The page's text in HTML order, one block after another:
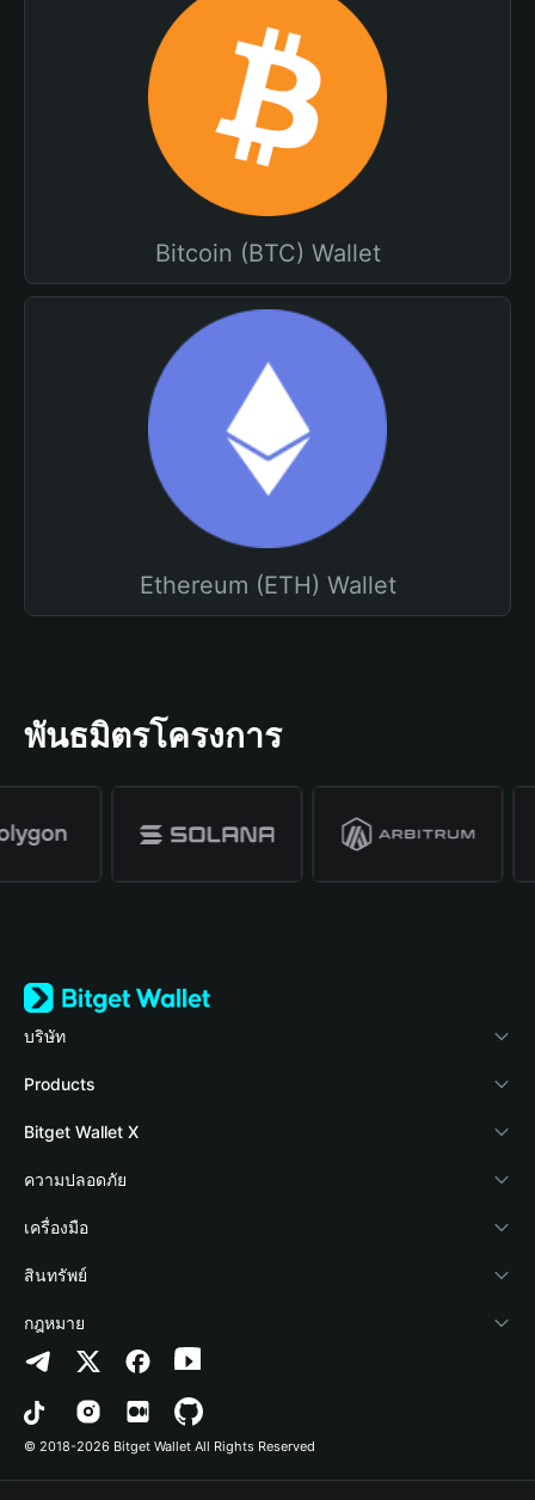
Bitcoin (BTC) Wallet
Ethereum (ETH) Wallet
พันธมิตรโครงการ
บริษัท
เกี่ยวกับ Bitget Wallet
Blog
Academy
ข่าวสารด้านคริปโต
ศูนย์ช่วยเหลือ
ติดต่อเรา
ทรัพยากรข้อมูลของแบรนด์
อาชีพ
Products
Crypto Card
Stablecoin Earn
Payfi Crypto
Crypto Swap API
Altcoin Season Index
Prediction Markets
DApp
Bitget Wallet X
นักพัฒนา
เชื่อมต่อ Wallet
Bitget Wallet Pay
ลิสต์โปรเจกต์
ความปลอดภัย
Protection Fund
เทคโนโลยีความปลอดภัย
เครื่องมือ
ซื้อคริปโต
การตรวจจับการอนุญาต
การตรวจจับสัญญา
การโอนเป็นชุด
สินทรัพย์
Arbitrum
Avalanche
Bitcoin
กฎหมาย
นโยบายความเป็นส่วนตัว
ข้อตกลงในการใช้บริการ
© 2018-2026 Bitget Wallet All Rights Reserved